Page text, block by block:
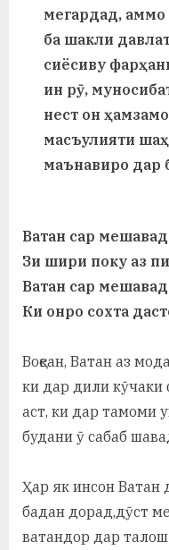
мегардад, аммо
ба шакли
сиёсиву
ин рӯ,
нест он
масъулияти
маънавиро дар
Ватан сар мешавад
Зи шири поку аз
Ватан сар мешавад
Ки онро сохта
Воқеан, Ватан аз
ки дар дили кӯчаки
аст, ки дар тамоми
будани ӯ сабаб
Ҳар як инсон Ватан
бадан дорад,дӯст
ватандор дар